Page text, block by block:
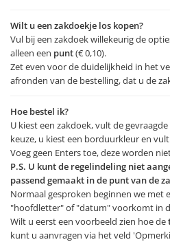
Wilt u een zakdoekje los kopen?
Vul bij een zakdoek willekeurig de
alleen een punt(€ 0,10).
Zet even voor de duidelijkheid in het
afronden van de bestelling, dat u de
Hoe bestel ik?
U kiest een zakdoek, vult de
keuze, u kiest een borduurkleur en
Voeg geen Enters toe, deze worden
P.S. U kunt de regelindeling niet
passend gemaakt in de punt van de
Normaal gesproken beginnen we met
"hoofdletter" of "datum" voorkomt in
Wilt u eerst een voorbeeld zien hoe de
kunt u aanvragen via het veld